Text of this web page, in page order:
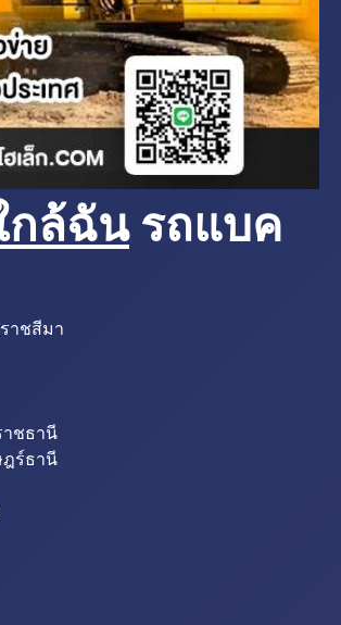
กล้ฉันรถแบค
าชสีมา
าชธานี
ฎร์ธานี